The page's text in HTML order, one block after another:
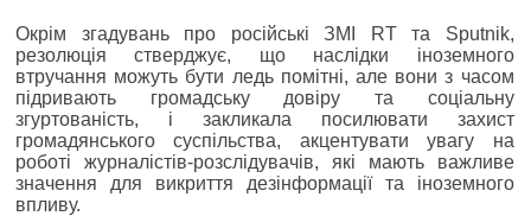
Окрім згадувань про російські ЗМІ RT та Sputnik,
резолюція стверджує, що наслідки іноземного
втручання можуть бути ледь помітні, але вони з часом
підривають громадську довіру та соціальну
згуртованість, і закликала посилювати захист
громадянського суспільства, акцентувати увагу на
роботі журналістів-розслідувачів, які мають важливе
значення для викриття дезінформації та іноземного
впливу.